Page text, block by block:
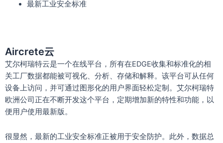
最新工业安全标准
Aircrete云
艾尔柯瑞特云是一个在线平台，所有在EDGE收集和标准化的相
关工厂数据都能被可视化、分析、存储和解释。该平台可从任何
设备上访问，并可通过图形化的用户界面轻松定制。艾尔柯瑞特
欧洲公司正在不断开发这个平台，定期增加新的特性和功能，以
便用户使用最新版。
很显然，最新的工业安全标准正被用于安全防护。此外，数据总